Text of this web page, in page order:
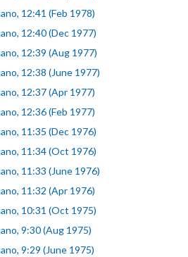
12:41 (Feb 1978)
12:40 (Dec 1977)
12:39 (Aug 1977)
12:38 (June 1977)
12:37 (Apr 1977)
12:36 (Feb 1977)
11:35 (Dec 1976)
11:34 (Oct 1976)
11:33 (June 1976)
11:32 (Apr 1976)
10:31 (Oct 1975)
9:30 (Aug 1975)
9:29 (June 1975)